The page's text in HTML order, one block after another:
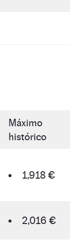
Máximo
histórico
1,918 €
2,016 €